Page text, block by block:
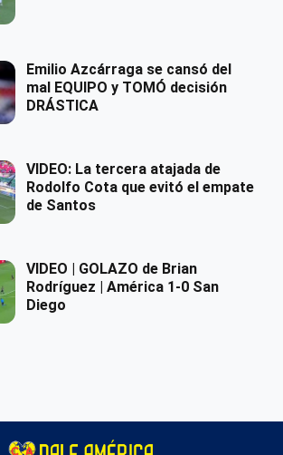
Emilio Azcárraga se cansó del
mal EQUIPO y TOMÓ decisión
DRÁSTICA
VIDEO: La tercera atajada de
Rodolfo Cota que evitó el empate
de Santos
VIDEO | GOLAZO de Brian
Rodríguez | América 1-0 San
Diego